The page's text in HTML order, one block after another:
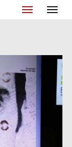
- XX Aniversario